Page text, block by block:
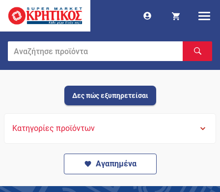
Δες πώς εξυπηρετείσαι
Κατηγορίες προϊόντων
Αγαπημένα